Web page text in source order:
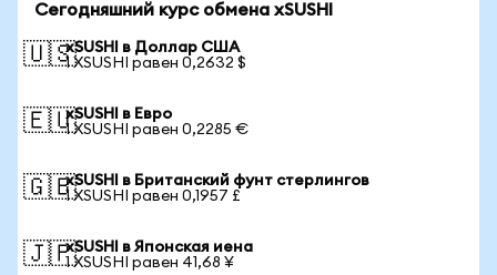
Сегодняшний курс обмена xSUSHI
🇺🇸xSUSHI в Доллар США
1 XSUSHI равен 0,2632 $
🇪🇺xSUSHI в Евро
1 XSUSHI равен 0,2285 €
🇬🇧xSUSHI в Британский фунт стерлингов
1 XSUSHI равен 0,1957 £
🇯🇵xSUSHI в Японская иена
1 XSUSHI равен 41,68 ¥